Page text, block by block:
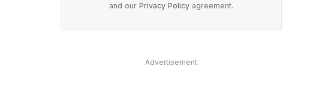
and our Privacy Policyagreement.
Advertisement